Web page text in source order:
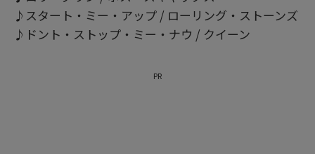
♪スタート・ミー・アップ / ローリング・ストーンズ
♪ドント・ストップ・ミー・ナウ / クイーン
PR